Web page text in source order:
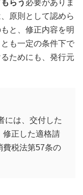
らう 必要がありま
原則として認めら
と、修正内容を明
も一定の条件下で
ためにも、発行元
には、交付した
修正した適格請
費税法第57条の